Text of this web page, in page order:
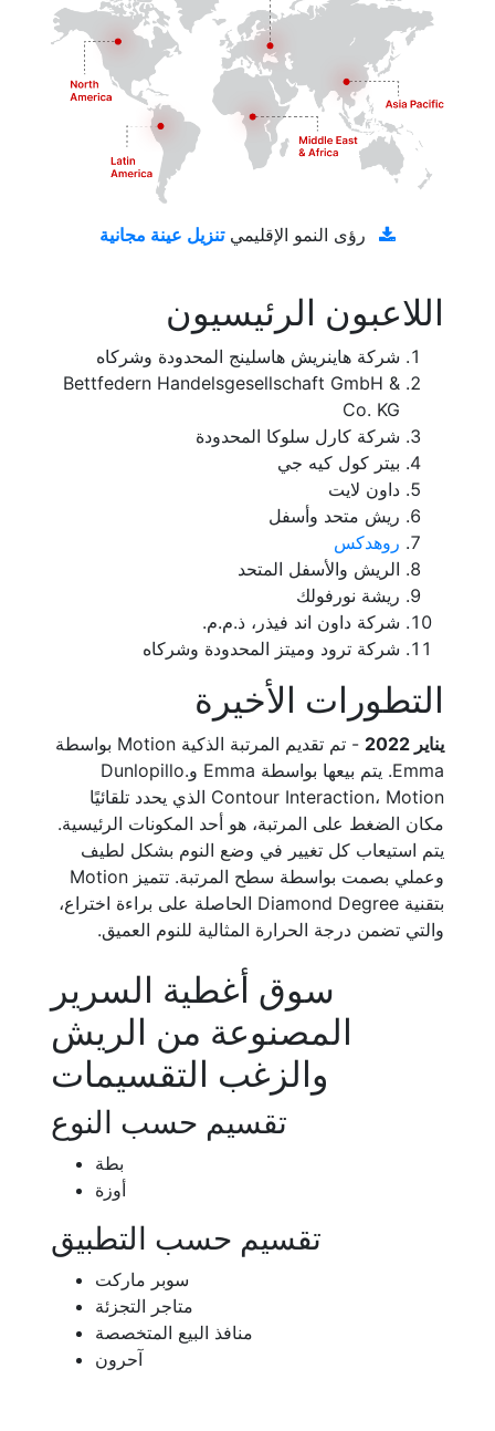
رؤى النمو الإقليمي
اللاعبون الرئيسيون
شركة هاينريش هاسلينج المحدودة وشركاه
Bettfedern Handelsgesellschaft GmbH &
Co. KG
شركة كارل سلوكا المحدودة
بيتر كول كيه جي
داون لايت
ريش متحد وأسفل
روهدكس
الريش والأسفل المتحد
ريشة نورفولك
شركة داون اند فيذر، ذ.م.م.
شركة ترود وميتز المحدودة وشركاه
التطورات الأخيرة
يناير 2022
- تم تقديم المرتبة الذكية Motion بواسطة
Emma. يتم بيعها بواسطة Emma وDunlopillo.
Contour Interaction، Motion الذي يحدد تلقائيًا
مكان الضغط على المرتبة، هو أحد المكونات الرئيسية.
يتم استيعاب كل تغيير في وضع النوم بشكل لطيف
وعملي بصمت بواسطة سطح المرتبة. تتميز Motion
بتقنية Diamond Degree الحاصلة على براءة اختراع،
والتي تضمن درجة الحرارة المثالية للنوم العميق.
سوق أغطية السرير
المصنوعة من الريش
والزغب التقسيمات
تقسيم حسب النوع
بطة
أوزة
تقسيم حسب التطبيق
سوبر ماركت
متاجر التجزئة
منافذ البيع المتخصصة
آحرون